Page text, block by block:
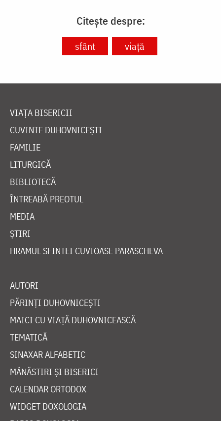
Citește despre:
sfânt viață
VIAȚA BISERICII
CUVINTE DUHOVNICEȘTI
FAMILIE
LITURGICĂ
BIBLIOTECĂ
ÎNTREABĂ PREOTUL
MEDIA
ȘTIRI
HRAMUL SFINTEI CUVIOASE PARASCHEVA
AUTORI
PĂRINȚI DUHOVNICEȘTI
MAICI CU VIAȚĂ DUHOVNICEASCĂ
TEMATICĂ
SINAXAR ALFABETIC
MĂNĂSTIRI ȘI BISERICI
CALENDAR ORTODOX
WIDGET DOXOLOGIA